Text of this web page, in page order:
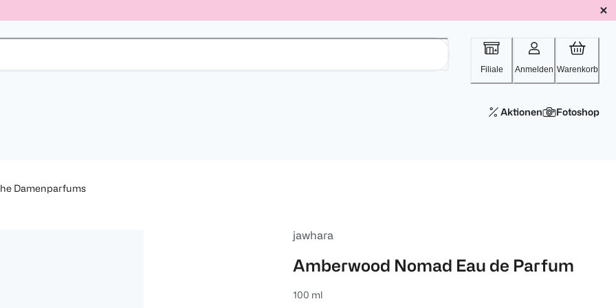
Filiale Anmelden Warenkorb
Aktionen Fotoshop
Damenparfums
jawhara
Amberwood Nomad Eau de Parfum
100 ml